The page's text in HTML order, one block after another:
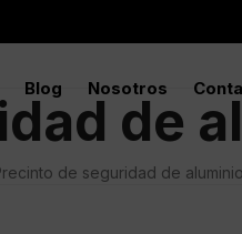
Blog Nosotros
de
de seguridad de aluminio